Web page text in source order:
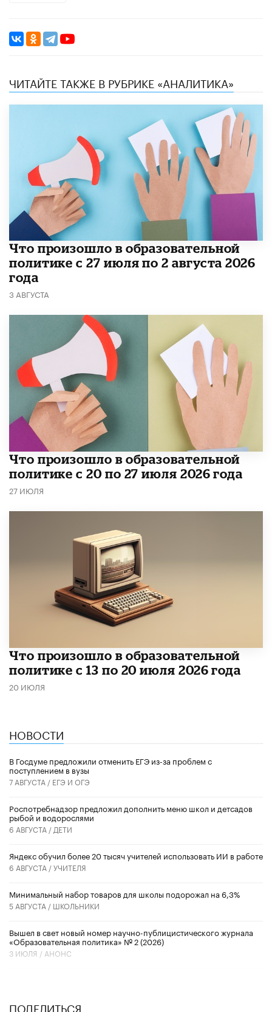
ЧИТАЙТЕ ТАКЖЕ В РУБРИКЕ «АНАЛИТИКА»
​Что произошло в образовательной
политике с 27 июля по 2 августа 2026
года
3 АВГУСТА
​Что произошло в образовательной
политике с 20 по 27 июля 2026 года
27 ИЮЛЯ
Что произошло в образовательной
политике с 13 по 20 июля 2026 года
20 ИЮЛЯ
НОВОСТИ
В Госдуме предложили отменить ЕГЭ из-за проблем с
поступлением в вузы
7 АВГУСТА / ЕГЭ И ОГЭ
Роспотребнадзор предложил дополнить меню школ и детсадов
рыбой и водорослями
6 АВГУСТА / ДЕТИ
​Яндекс обучил более 20 тысяч учителей использовать ИИ в работе
6 АВГУСТА /УЧИТЕЛЯ
Минимальный набор товаров для школы подорожал на 6,3%
5 АВГУСТА / ШКОЛЬНИКИ
Вышел в свет новый номер научно-публицистического журнала
«Образовательная политика» № 2 (2026)
3 ИЮЛЯ / АНОНС
ПОДЕЛИТЬСЯ